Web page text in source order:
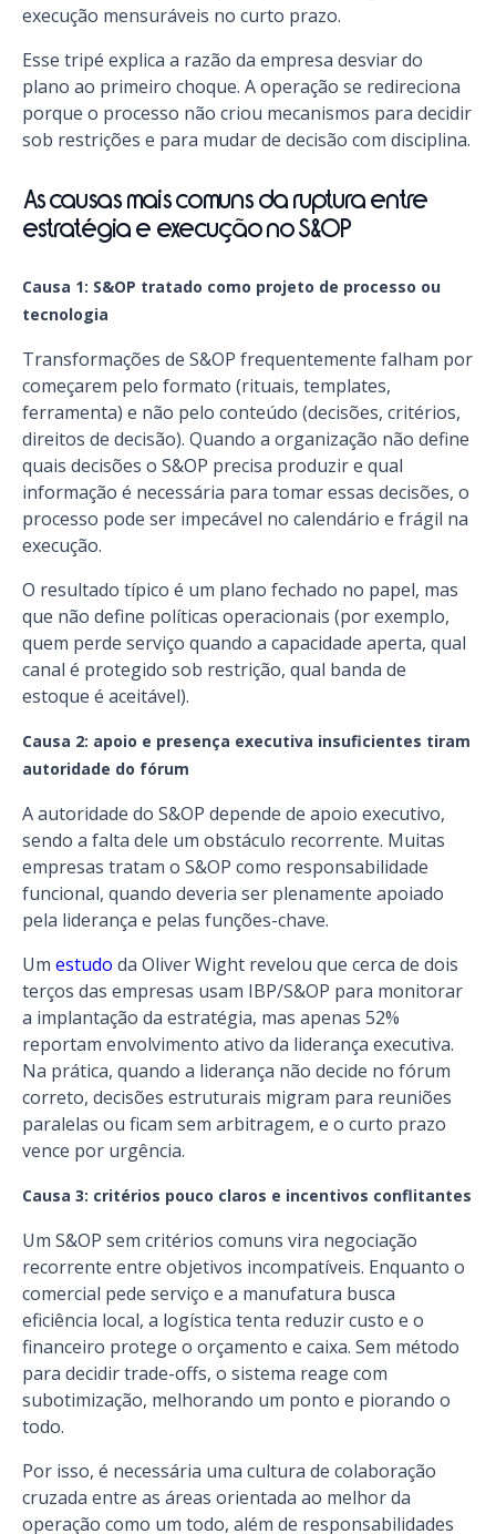
execução mensuráveis no curto prazo.
Esse tripé explica a razão da empresa desviar do
plano ao primeiro choque. A operação se redireciona
porque o processo não criou mecanismos para decidir
sob restrições e para mudar de decisão com disciplina.
As causas mais comuns da ruptura entre
estratégia e execução no S&OP
Causa 1: S&OP tratado como projeto de processo ou
tecnologia
Transformações de S&OP frequentemente falham por
começarem pelo formato (rituais, templates,
ferramenta) e não pelo conteúdo (decisões, critérios,
direitos de decisão). Quando a organização não define
quais decisões o S&OP precisa produzir e qual
informação é necessária para tomar essas decisões, o
processo pode ser impecável no calendário e frágil na
execução.
O resultado típico é um plano fechado no papel, mas
que não define políticas operacionais (por exemplo,
quem perde serviço quando a capacidade aperta, qual
canal é protegido sob restrição, qual banda de
estoque é aceitável).
Causa 2: apoio e presença executiva insuficientes tiram
autoridade do fórum
A autoridade do S&OP depende de apoio executivo,
sendo a falta dele um obstáculo recorrente. Muitas
empresas tratam o S&OP como responsabilidade
funcional, quando deveria ser plenamente apoiado
pela liderança e pelas funções-chave.
Um estudo da Oliver Wight revelou que cerca de dois
terços das empresas usam IBP/S&OP para monitorar
a implantação da estratégia, mas apenas 52%
reportam envolvimento ativo da liderança executiva.
Na prática, quando a liderança não decide no fórum
correto, decisões estruturais migram para reuniões
paralelas ou ficam sem arbitragem, e o curto prazo
vence por urgência.
Causa 3: critérios pouco claros e incentivos conflitantes
Um S&OP sem critérios comuns vira negociação
recorrente entre objetivos incompatíveis. Enquanto o
comercial pede serviço e a manufatura busca
eficiência local, a logística tenta reduzir custo e o
financeiro protege o orçamento e caixa. Sem método
para decidir trade-offs, o sistema reage com
subotimização, melhorando um ponto e piorando o
todo.
Por isso, é necessária uma cultura de colaboração
cruzada entre as áreas orientada ao melhor da
operação como um todo, além de responsabilidades